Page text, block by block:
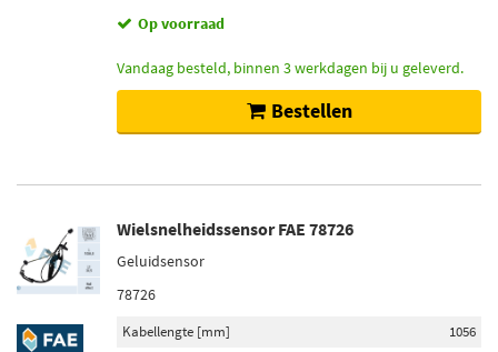
Op voorraad
Vandaag besteld, binnen 3 werkdagen bij u geleverd.
Bestellen
Wielsnelheidssensor FAE 78726
Geluidsensor
78726
Kabellengte [mm]
1056